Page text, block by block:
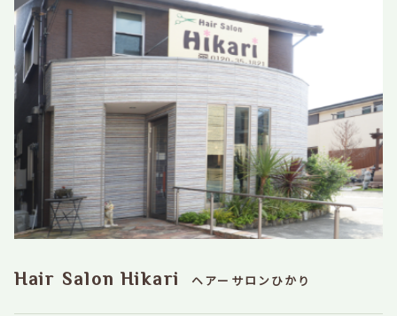
Hair Salon Hikari ヘアーサロンひかり